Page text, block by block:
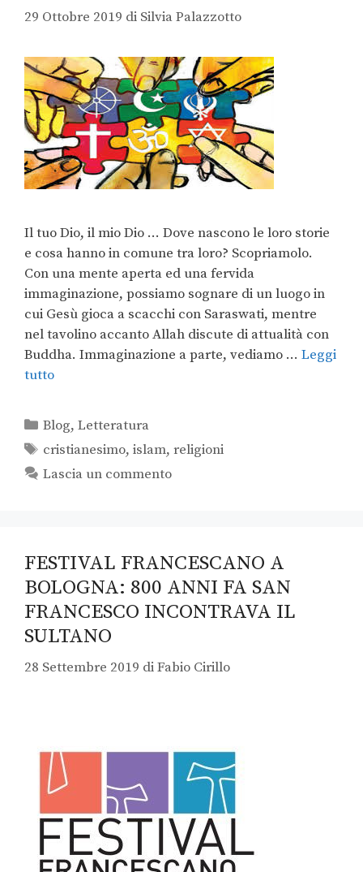
29 Ottobre 2019 di Silvia Palazzotto
Il tuo Dio, il mio Dio … Dove nascono le loro storie
e cosa hanno in comune tra loro? Scopriamolo.
Con una mente aperta ed una fervida
immaginazione, possiamo sognare di un luogo in
cui Gesù gioca a scacchi con Saraswati, mentre
nel tavolino accanto Allah discute di attualità con
Buddha. Immaginazione a parte, vediamo … Leggi
tutto
Blog,Letteratura
cristianesimo,islam,religioni
Lascia un commento
FESTIVAL FRANCESCANO A
BOLOGNA: 800 ANNI FA SAN
FRANCESCO INCONTRAVA IL
SULTANO
28 Settembre 2019 diFabio Cirillo